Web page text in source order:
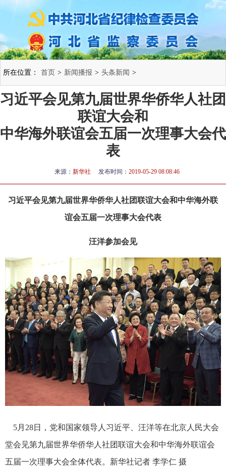
所在位置： 首页 > 新闻播报 > 头条新闻 >
习近平会见第九届世界华侨华人社团
联谊大会和
中华海外联谊会五届一次理事大会代
表
来源： 新华社 发布时间： 2019-05-29 08:08:46
习近平会见第九届世界华侨华人社团联谊大会和中华海外联
谊会五届一次理事大会代表
汪洋参加会见
5月28日，党和国家领导人习近平、汪洋等在北京人民大会
堂会见第九届世界华侨华人社团联谊大会和中华海外联谊会
五届一次理事大会全体代表。新华社记者 李学仁 摄